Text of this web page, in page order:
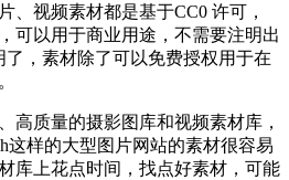
、视频素材都是基于CC0 许可，
可以用于商业用途，不需要注明出
，素材除了可以免费授权用于在
高质量的摄影图库和视频素材库，
这样的大型图片网站的素材很容易
库上花点时间，找点好素材，可能